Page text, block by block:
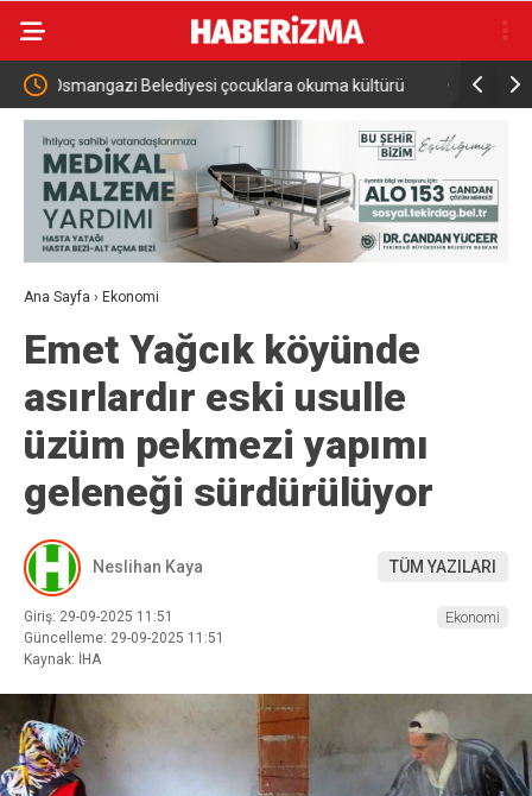
okuma kültürü Osmangazi Belediyesi pazarlardan aylık 600 ton
topluyor
Ana Sayfa › Ekonomi
Emet Yağcık köyünde
asırlardır eski usulle
üzüm pekmezi yapımı
geleneği sürdürülüyor
Neslihan Kaya TÜM YAZILARI
Giriş: 29-09-2025 11:51
Güncelleme: 29-09-2025 11:51
Kaynak: İHA
Ekonomi